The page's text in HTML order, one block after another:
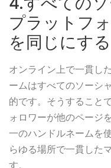
プラットフ
を同じにする
オンライン上で一貫し
ームはすべてのソーシ
的です。そうすること
ォロワーが他のページ
一のハンドルネームを
らゆる場所で一貫した
す。